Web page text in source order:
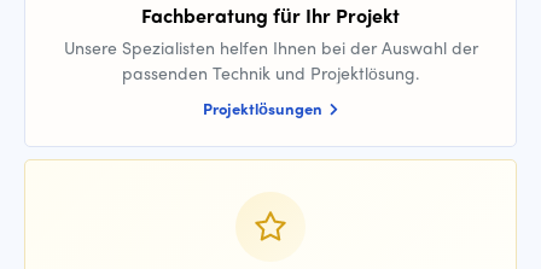
Fachberatung für Ihr Projekt
Unsere Spezialisten helfen Ihnen bei der Auswahl der
passenden Technik und Projektlösung.
Projektlösungen